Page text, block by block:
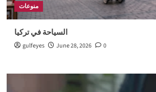
منوعات
السياحة في تركيا
gulfeyes June 28, 2026 0